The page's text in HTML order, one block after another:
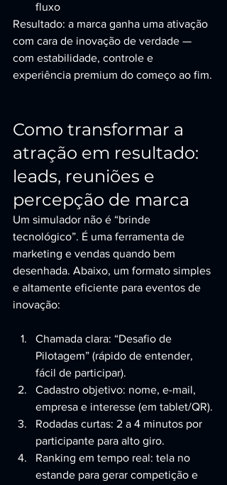
fluxo
Resultado: a marca ganha uma ativação
com cara de inovação de verdade —
com estabilidade, controle e
experiência premium do começo ao fim.
Como transformar a
atração em resultado:
leads, reuniões e
percepção de marca
Um simulador não é “brinde
tecnológico”. É uma ferramenta de
marketing e vendas quando bem
desenhada. Abaixo, um formato simples
e altamente eficiente para eventos de
inovação:
Chamada clara: “Desafio de
Pilotagem” (rápido de entender,
fácil de participar).
Cadastro objetivo: nome, e-mail,
empresa e interesse (em tablet/QR).
Rodadas curtas: 2 a 4 minutos por
participante para alto giro.
Ranking em tempo real: tela no
estande para gerar competição e